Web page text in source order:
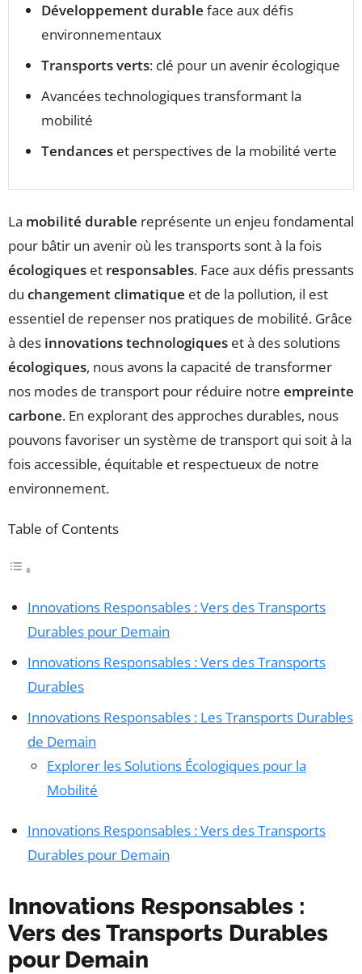
Développement durable face aux défis
environnementaux
Transports verts: clé pour un avenir écologique
Avancées technologiques transformant la
mobilité
Tendances et perspectives de la mobilité verte
La mobilité durable représente un enjeu fondamental
pour bâtir un avenir où les transports sont à la fois
écologiques et responsables. Face aux défis pressants
du changement climatique et de la pollution, il est
essentiel de repenser nos pratiques de mobilité. Grâce
à des innovations technologiques et à des solutions
écologiques, nous avons la capacité de transformer
nos modes de transport pour réduire notre empreinte
carbone. En explorant des approches durables, nous
pouvons favoriser un système de transport qui soit à la
fois accessible, équitable et respectueux de notre
environnement.
Table of Contents
Innovations Responsables : Vers des Transports
Durables pour Demain
Innovations Responsables : Vers des Transports
Durables
Innovations Responsables : Les Transports Durables
de Demain
Explorer les Solutions Écologiques pour la
Mobilité
Innovations Responsables : Vers des Transports
Durables pour Demain
Innovations Responsables :
Vers des Transports Durables
pour Demain